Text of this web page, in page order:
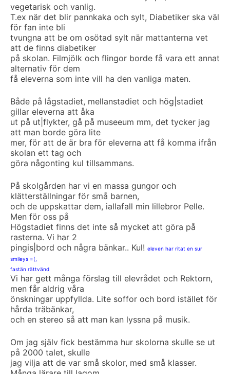
vegetarisk och vanlig.
T.ex när det blir pannkaka och sylt, Diabetiker ska väl
för fan inte bli
tvungna att be om osötad sylt när mattanterna vet
att de finns diabetiker
på skolan. Filmjölk och flingor borde få vara ett annat
alternativ för dem
få eleverna som inte vill ha den vanliga maten.
Både på lågstadiet, mellanstadiet och hög|stadiet
gillar eleverna att åka
ut på ut|flykter, gå på museeum mm, det tycker jag
att man borde göra lite
mer, för att de är bra för eleverna att få komma ifrån
skolan ett tag och
göra någonting kul tillsammans.
På skolgården har vi en massa gungor och
klätterställningar för små barnen,
och de uppskattar dem, iallafall min lillebror Pelle.
Men för oss på
Högstadiet finns det inte så mycket att göra på
rasterna. Vi har 2
pingis|bord och några bänkar.. Kul! eleven har ritat en sur
smileys =(,
fastän rättvänd
Vi har gett många förslag till elevrådet och Rektorn,
men får aldrig våra
önskningar uppfyllda. Lite soffor och bord istället för
hårda träbänkar,
och en stereo så att man kan lyssna på musik.
Om jag själv fick bestämma hur skolorna skulle se ut
på 2000 talet, skulle
jag vilja att de var små skolor, med små klasser.